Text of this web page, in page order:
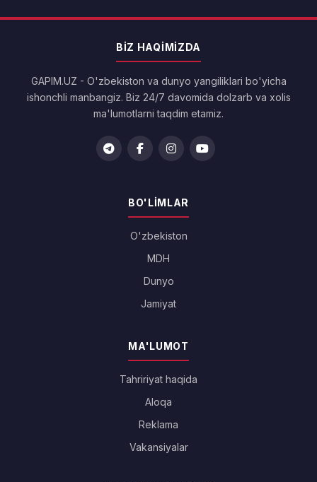
BIZ HAQIMIZDA
GAPIM.UZ - O'zbekiston va dunyo yangiliklari bo'yicha
ishonchli manbangiz. Biz 24/7 davomida dolzarb va xolis
ma'lumotlarni taqdim etamiz.
BO'LIMLAR
O'zbekiston
MDH
Dunyo
Jamiyat
MA'LUMOT
Tahririyat haqida
Aloqa
Reklama
Vakansiyalar